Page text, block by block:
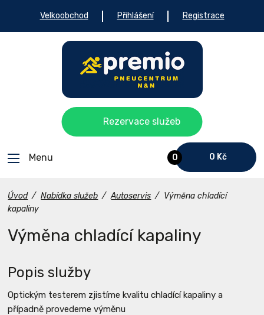
Velkoobchod Přihlášení Registrace
0 0 Kč
Menu
Rezervace služeb
Úvod / Nabídka služeb / Autoservis / Výměna chladící
kapaliny
Výměna chladící kapaliny
Popis služby
Optickým testerem zjistíme kvalitu chladící kapaliny a
případně provedeme výměnu